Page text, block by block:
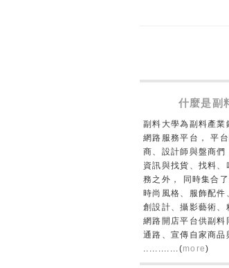
什麼是副
副料大學為副料產業
網路服務平台， 平
商、設計師與盤商們
資訊與找貨、找料、
務之外， 同時集合了
時尚風格、服飾配件
創設計、攝影藝術、
網路開店平台供副料
通路、宣傳自家商品
............(more)